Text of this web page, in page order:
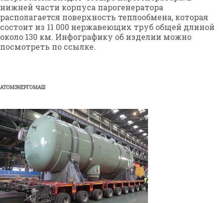
нижней части корпуса парогенератора
располагается поверхность теплообмена, которая
состоит из 11 000 нержавеющих труб общей длиной
около 130 км. Инфографику об изделии можно
посмотреть по ссылке.
АТОМЭНЕРГОМАШ